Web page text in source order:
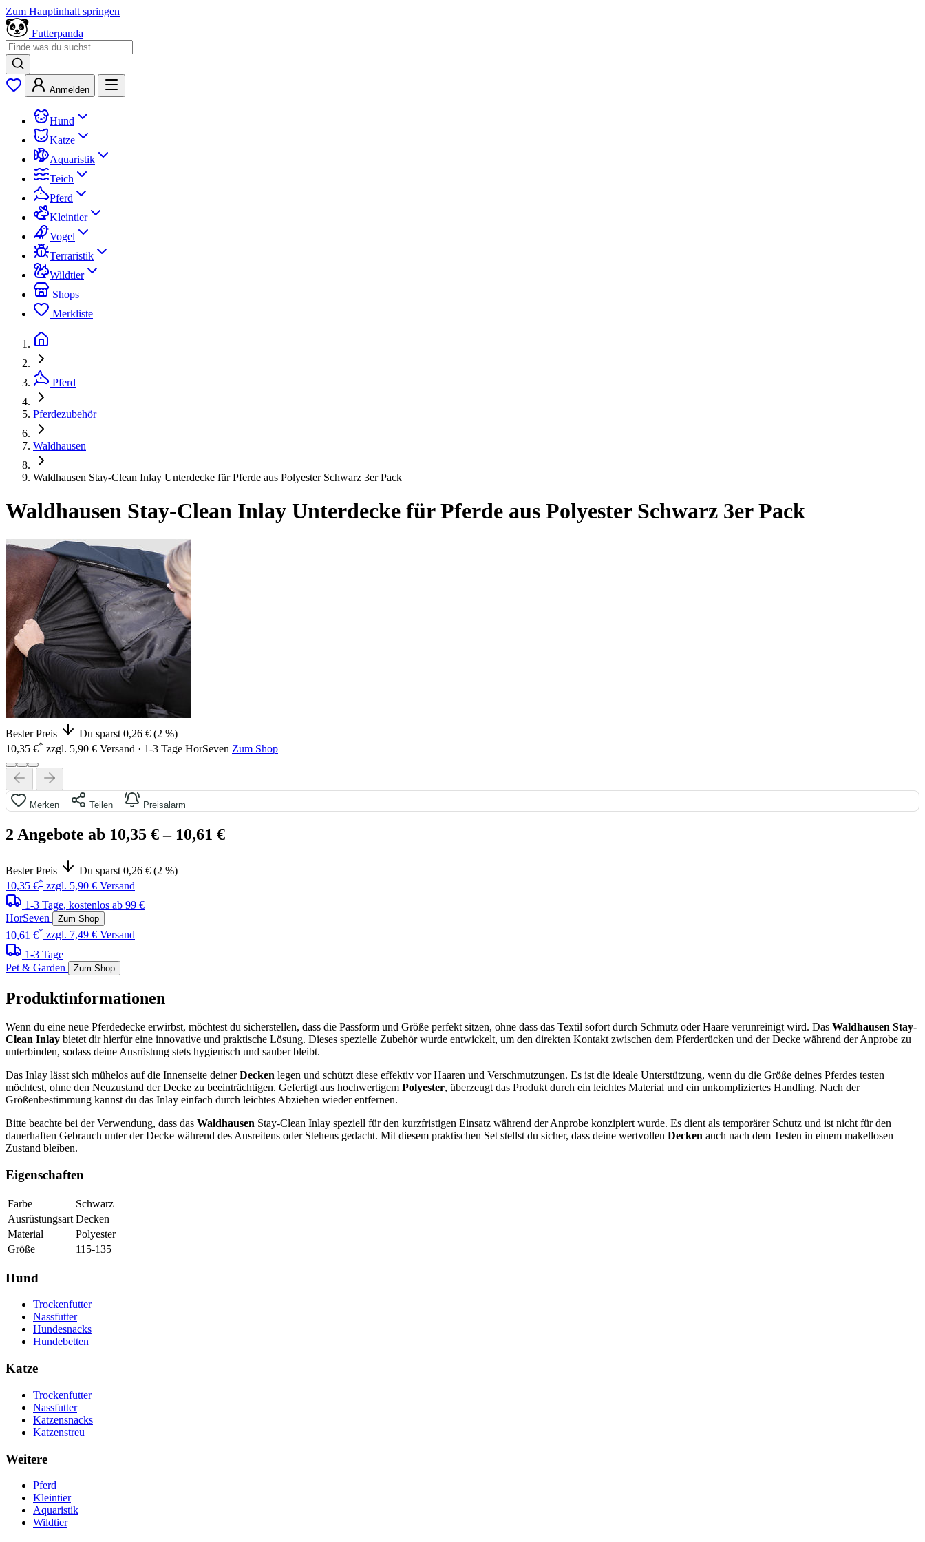
Zum Hauptinhalt springen
Futterpanda
Anmelden
Hund
Katze
Aquaristik
Teich
Pferd
Kleintier
Vogel
Terraristik
Wildtier
Shops
Merkliste
Pferd
Pferdezubehör
Waldhausen
Waldhausen Stay-Clean Inlay Unterdecke für Pferde aus Polyester Schwarz 3er Pack
Waldhausen Stay-Clean Inlay Unterdecke für Pferde aus Polyester Schwarz 3er Pack
Bester Preis
Du sparst 0,26 € (2 %)
10,35 €* zzgl. 5,90 € Versand · 1-3 Tage HorSeven Zum Shop
Merken Teilen Preisalarm
2 Angebote ab 10,35 €– 10,61 €
Bester Preis
Du sparst 0,26 € (2 %)
10,35 €* zzgl. 5,90 € Versand
1-3 Tage, kostenlos ab 99 €
HorSeven
Zum Shop
10,61 €* zzgl. 7,49 € Versand
1-3 Tage
Pet & Garden
Zum Shop
Produktinformationen
Wenn du eine neue Pferdedecke erwirbst, möchtest du sicherstellen, dass die Passform und Größe perfekt sitzen, ohne dass das Textil sofort durch Schmutz oder Haare verunreinigt wird. Das Waldhausen Stay-
Clean Inlay bietet dir hierfür eine innovative und praktische Lösung. Dieses spezielle Zubehör wurde entwickelt, um den direkten Kontakt zwischen dem Pferderücken und der Decke während der Anprobe zu
unterbinden, sodass deine Ausrüstung stets hygienisch und sauber bleibt.
Das Inlay lässt sich mühelos auf die Innenseite deinerDecken legen und schützt diese effektiv vor Haaren und Verschmutzungen. Es ist die ideale Unterstützung, wenn du die Größe deines Pferdes testen
möchtest, ohne den Neuzustand der Decke zu beeinträchtigen. Gefertigt aus hochwertigem Polyester, überzeugt das Produkt durch ein leichtes Material und ein unkompliziertes Handling. Nach der
Größenbestimmung kannst du das Inlay einfach durch leichtes Abziehen wieder entfernen.
Bitte beachte bei der Verwendung, dass das Waldhausen Stay-Clean Inlay speziell für den kurzfristigen Einsatz während der Anprobe konzipiert wurde. Es dient als temporärer Schutz und ist nicht für den
dauerhaften Gebrauch unter der Decke während des Ausreitens oder Stehens gedacht. Mit diesem praktischen Set stellst du sicher, dass deine wertvollen Decken auch nach dem Testen in einem makellosen
Zustand bleiben.
Eigenschaften
Farbe
Schwarz
Ausrüstungsart Decken
Material
Polyester
Größe
115-135
Hund
Trockenfutter
Nassfutter
Hundesnacks
Hundebetten
Katze
Trockenfutter
Nassfutter
Katzensnacks
Katzenstreu
Weitere
Pferd
Kleintier
Aquaristik
Wildtier